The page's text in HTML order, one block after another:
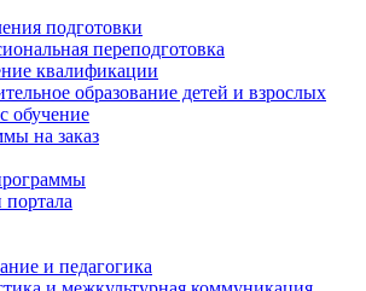
подготовки
переподготовка
квалификации
образование детей и взрослых
обучение
на заказ
и педагогика